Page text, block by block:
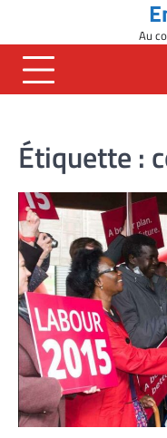
content
Au
Étiquette :